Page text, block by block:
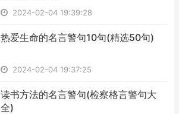
2024-02-04 19:39:28
​热爱生命的名言警句10句(精选50句)
2024-02-04 19:37:25
​读书方法的名言警句(检察格言警句大
全)